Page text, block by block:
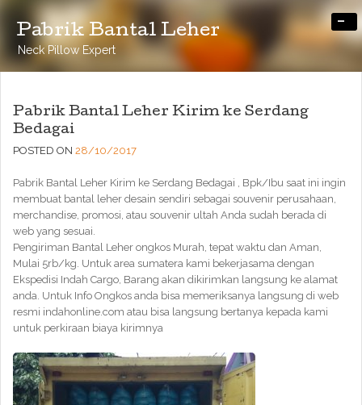
Pabrik Bantal Leher
Neck Pillow Expert
-
Pabrik Bantal Leher Kirim ke Serdang
Bedagai
POSTED ON 28/10/2017
Pabrik Bantal Leher Kirim ke Serdang Bedagai , Bpk/Ibu saat ini ingin
membuat bantal leher desain sendiri sebagai souvenir perusahaan,
merchandise, promosi, atau souvenir ultah Anda sudah berada di
web yang sesuai.
Pengiriman Bantal Leher ongkos Murah, tepat waktu dan Aman,
Mulai 5rb/kg. Untuk area sumatera kami bekerjasama dengan
Ekspedisi Indah Cargo, Barang akan dikirimkan langsung ke alamat
anda. Untuk Info Ongkos anda bisa memeriksanya langsung di web
resmi indahonline.com atau bisa langsung bertanya kepada kami
untuk perkiraan biaya kirimnya